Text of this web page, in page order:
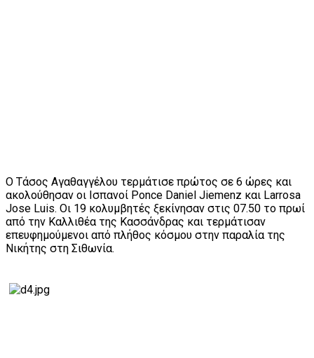
Ο Τάσος Αγαθαγγέλου τερμάτισε πρώτος σε 6 ώρες και
ακολούθησαν οι Ισπανοί Ponce Daniel Jiemenz και Larrosa
Jose Luis. Οι 19 κολυμβητές ξεκίνησαν στις 07.50 το πρωί
από την Καλλιθέα της Κασσάνδρας και τερμάτισαν
επευφημούμενοι από πλήθος κόσμου στην παραλία της
Νικήτης στη Σιθωνία.